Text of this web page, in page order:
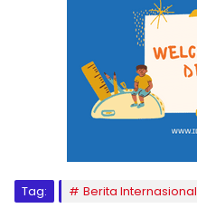
Tag: Berita Internasional